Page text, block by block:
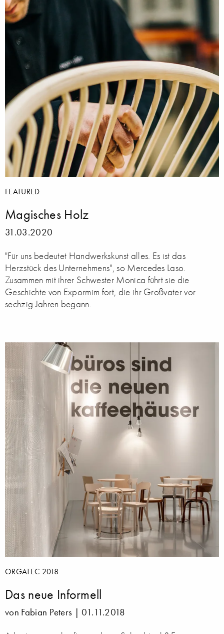
FEATURED
Magisches Holz
31.03.2020
"Für uns bedeutet Handwerkskunst alles. Es ist das
Herzstück des Unternehmens", so Mercedes Laso.
Zusammen mit ihrer Schwester Monica führt sie die
Geschichte von Expormim fort, die ihr Großvater vor
sechzig Jahren begann.
ORGATEC 2018
Das neue Informell
von Fabian Peters |01.11.2018